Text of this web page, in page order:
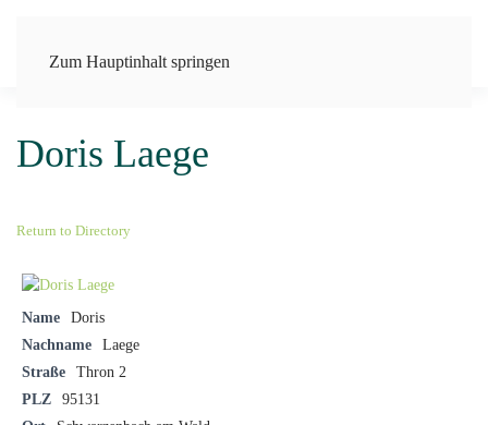
Zum Hauptinhalt springen
Doris Laege
Return to Directory
Name
Doris
Nachname
Laege
Straße
Thron 2
PLZ
95131